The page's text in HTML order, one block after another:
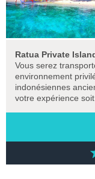
Ratua Private
Vous serez
environnement
indonésiennes
votre expérience